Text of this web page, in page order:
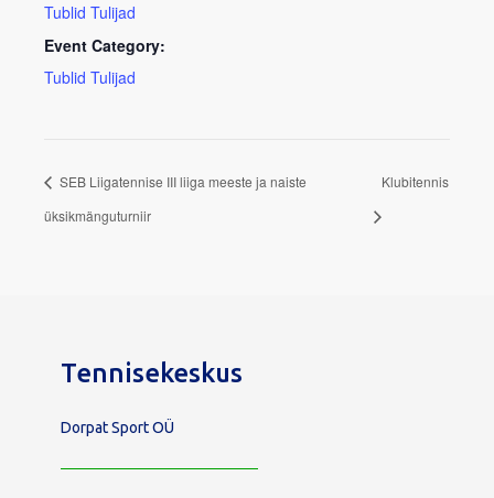
Tublid Tulijad
Event Category:
Tublid Tulijad
SEB Liigatennise III liiga meeste ja naiste
üksikmänguturniir
Klubitennis
Tennisekeskus
Dorpat Sport OÜ